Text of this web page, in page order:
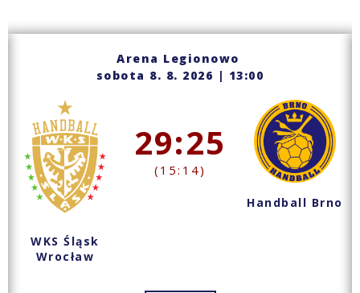
Arena Legionowo
sobota 8. 8. 2026 | 13:00
WKS Śląsk
Wrocław
29:25
(15:14)
Handball Brno